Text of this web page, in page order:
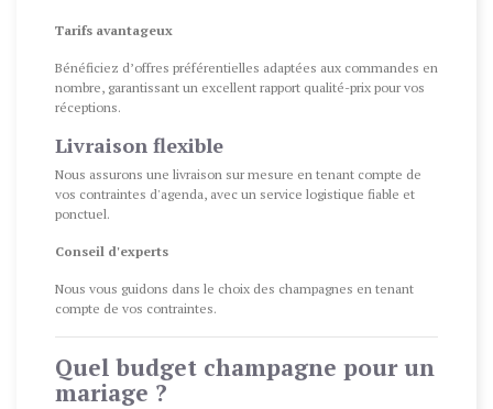
Tarifs avantageux
Bénéficiez d’offres préférentielles adaptées aux commandes en
nombre, garantissant un excellent rapport qualité-prix pour vos
réceptions.
Livraison flexible
Nous assurons une livraison sur mesure en tenant compte de
vos contraintes d'agenda, avec un service logistique fiable et
ponctuel.
Conseil d'experts
Nous vous guidons dans le choix des champagnes en tenant
compte de vos contraintes.
Quel budget champagne pour un
mariage ?